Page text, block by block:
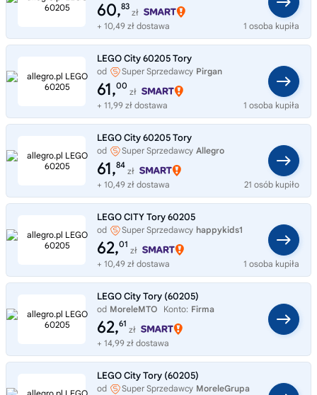
60,83
zł
+ 10,49 zł dostawa
1 osoba kupiła
LEGO City 60205 Tory
od Super Sprzedawcy Pirgan
61,00
zł
+ 11,99 zł dostawa
1 osoba kupiła
LEGO City 60205 Tory
od Super Sprzedawcy Allegro
61,84
zł
+ 10,49 zł dostawa
21 osób kupiło
LEGO CITY Tory 60205
od Super Sprzedawcy happykids1
62,01
zł
+ 10,49 zł dostawa
1 osoba kupiła
LEGO City Tory (60205)
od MoreleMTO Konto: Firma
62,61
zł
+ 14,99 zł dostawa
LEGO City Tory (60205)
od Super Sprzedawcy MoreleGrupa